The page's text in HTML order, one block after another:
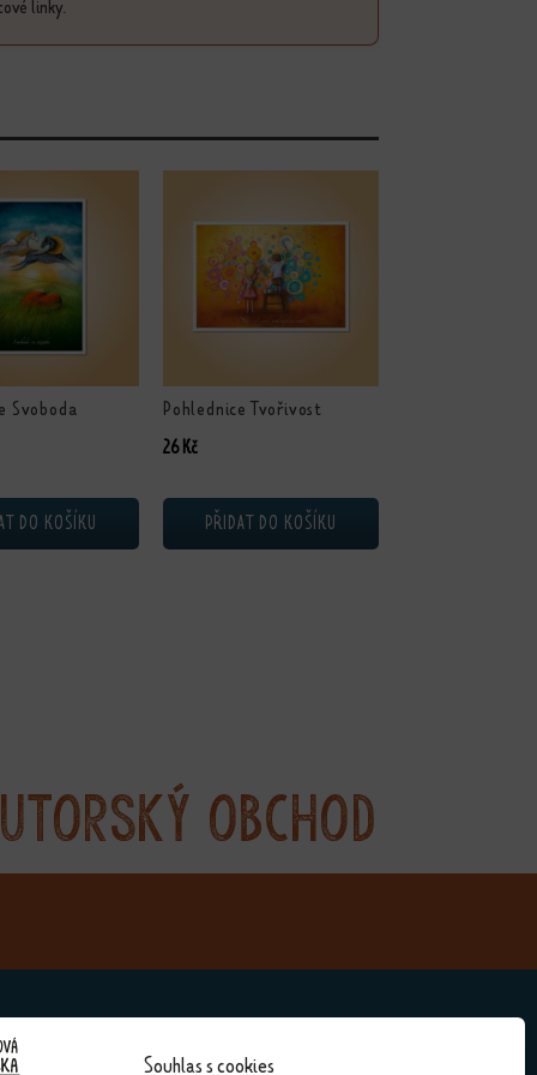
Souhlas s cookies
linky.
Svoboda
DO KOŠÍKU
Pohlednice Tvořivost
26Kč
PŘIDAT DO KOŠÍKU
obchod